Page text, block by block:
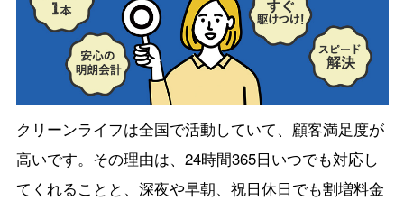
クリーンライフは全国で活動していて、顧客満足度が
高いです。その理由は、24時間365日いつでも対応し
てくれることと、深夜や早朝、祝日休日でも割増料金